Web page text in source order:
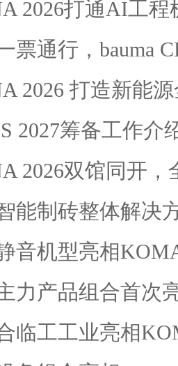
2026打通AI工
票通行，bauma
2026 打造新能
2027筹备工作介
2026双馆同开
能制砖整体解决
音机型亮相
力产品组合首次
临工工业亮相